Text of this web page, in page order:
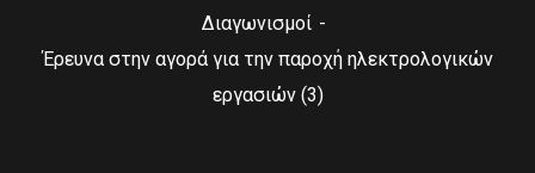
Διαγωνισμοί
Έρευνα στην αγορά για την παροχή ηλεκτρολογικών
εργασιών (3)